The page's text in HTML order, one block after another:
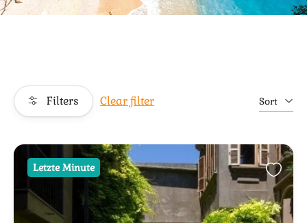
Filters Clear filter Sort
Letzte Minute